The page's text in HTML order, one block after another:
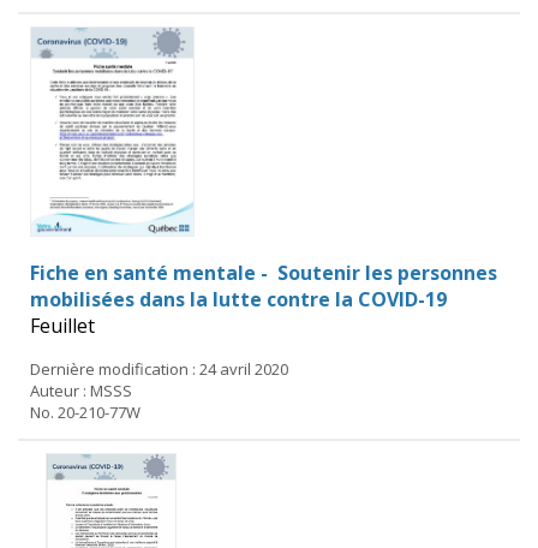
Fiche en santé mentale - Soutenir les personnes
mobilisées dans la lutte contre la COVID-19
Feuillet
Dernière modification : 24 avril 2020
Auteur : MSSS
No. 20-210-77W